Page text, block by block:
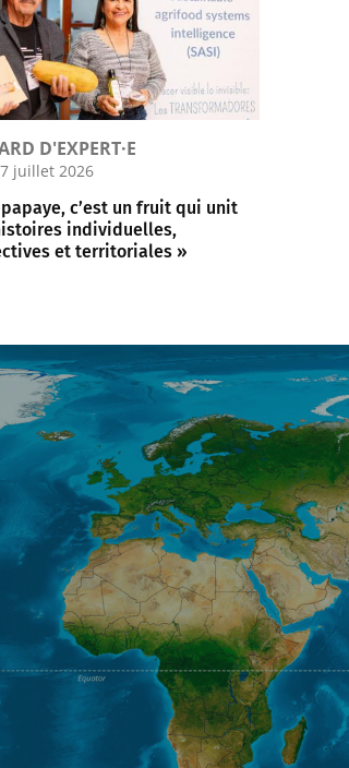
D'EXPERT·E
juillet 2026
c’est un fruit qui unit
individuelles,
et territoriales »